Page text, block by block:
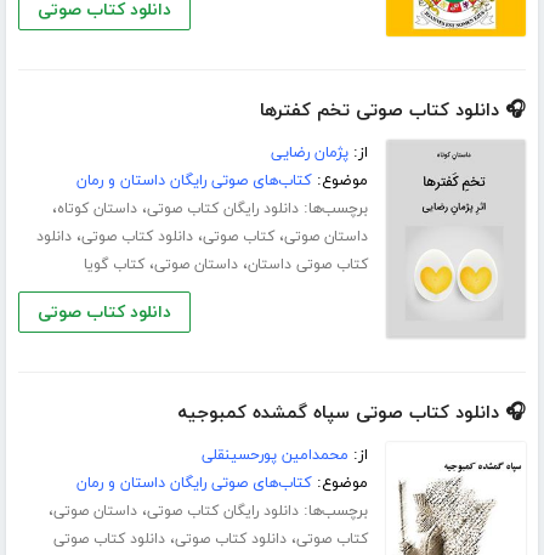
دانلود کتاب صوتی
🎧 دانلود کتاب صوتی تخم کفترها
از:پژمان رضایی
موضوع:کتاب‌های صوتی رایگان داستان و رمان
برچسب‌ها:دانلود رایگان کتاب صوتی،داستان کوتاه،
داستان صوتی،کتاب صوتی،دانلود کتاب صوتی،دانلود
کتاب صوتی داستان،داستان صوتی،کتاب گویا
دانلود کتاب صوتی
🎧 دانلود کتاب صوتی سپاه گمشده کمبوجیه
از: محمدامین پورحسینقلی
موضوع:کتاب‌های صوتی رایگان داستان و رمان
برچسب‌ها:دانلود رایگان کتاب صوتی،داستان صوتی،
کتاب صوتی،دانلود کتاب صوتی،دانلود کتاب صوتی